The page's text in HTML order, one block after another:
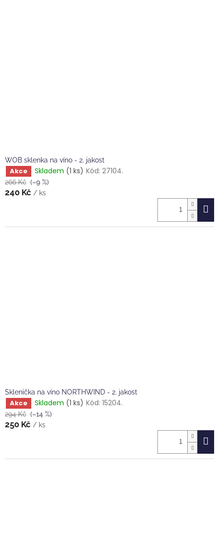
WOB sklenka na víno - 2. jakost
Akce Skladem (1 ks) Kód: 27104.
266 Kč (–9 %)
240 Kč / ks
Sklenička na víno NORTHWIND - 2. jakost
Akce Skladem (1 ks) Kód: 15204.
294 Kč (–14 %)
250 Kč / ks